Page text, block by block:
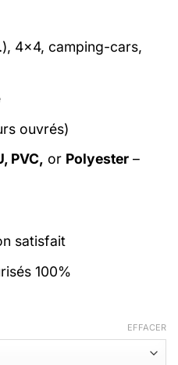
4x4, camping-cars,
ouvrés)
PVC, or Polyester–
satisfait
100%
EFFACER